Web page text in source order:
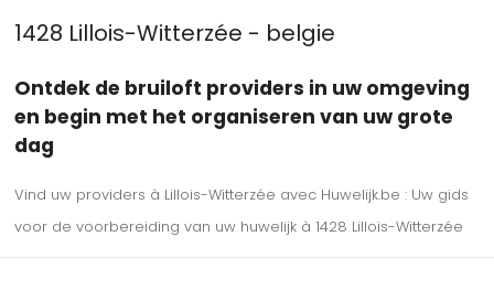
1428 Lillois-Witterzée - belgie
Ontdek de bruiloft providers in uw omgeving
en begin met het organiseren van uw grote
dag
Vind uw providers à Lillois-Witterzée avec Huwelijk.be : Uw gids
voor de voorbereiding van uw huwelijk à 1428 Lillois-Witterzée